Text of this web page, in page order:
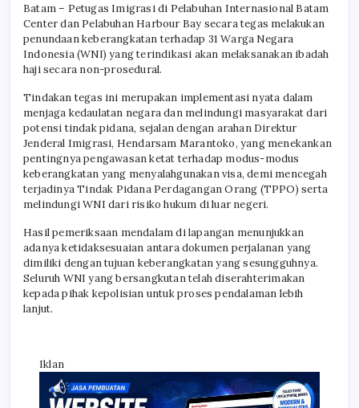
Batam – Petugas Imigrasi di Pelabuhan Internasional Batam
Center dan Pelabuhan Harbour Bay secara tegas melakukan
penundaan keberangkatan terhadap 31 Warga Negara
Indonesia (WNI) yang terindikasi akan melaksanakan ibadah
haji secara non-prosedural.
Tindakan tegas ini merupakan implementasi nyata dalam
menjaga kedaulatan negara dan melindungi masyarakat dari
potensi tindak pidana, sejalan dengan arahan Direktur
Jenderal Imigrasi, Hendarsam Marantoko, yang menekankan
pentingnya pengawasan ketat terhadap modus-modus
keberangkatan yang menyalahgunakan visa, demi mencegah
terjadinya Tindak Pidana Perdagangan Orang (TPPO) serta
melindungi WNI dari risiko hukum di luar negeri.
Hasil pemeriksaan mendalam di lapangan menunjukkan
adanya ketidaksesuaian antara dokumen perjalanan yang
dimiliki dengan tujuan keberangkatan yang sesungguhnya.
Seluruh WNI yang bersangkutan telah diserahterimakan
kepada pihak kepolisian untuk proses pendalaman lebih
lanjut.
Iklan